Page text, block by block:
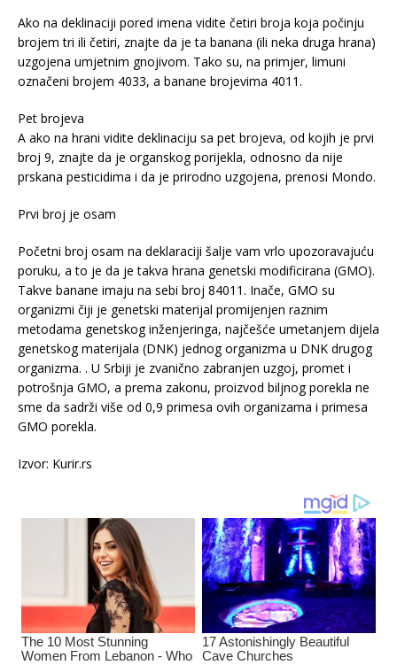
Ako na deklinaciji pored imena vidite četiri broja koja počinju
brojem tri ili četiri, znajte da je ta banana (ili neka druga hrana)
uzgojena umjetnim gnojivom. Tako su, na primjer, limuni
označeni brojem 4033, a banane brojevima 4011.
Pet brojeva
A ako na hrani vidite deklinaciju sa pet brojeva, od kojih je prvi
broj 9, znajte da je organskog porijekla, odnosno da nije
prskana pesticidima i da je prirodno uzgojena, prenosi Mondo.
Prvi broj je osam
Početni broj osam na deklaraciji šalje vam vrlo upozoravajuću
poruku, a to je da je takva hrana genetski modificirana (GMO).
Takve banane imaju na sebi broj 84011. Inače, GMO su
organizmi čiji je genetski materijal promijenjen raznim
metodama genetskog inženjeringa, najčešće umetanjem dijela
genetskog materijala (DNK) jednog organizma u DNK drugog
organizma. . U Srbiji je zvanično zabranjen uzgoj, promet i
potrošnja GMO, a prema zakonu, proizvod biljnog porekla ne
sme da sadrži više od 0,9 primesa ovih organizama i primesa
GMO porekla.
Izvor: Kurir.rs